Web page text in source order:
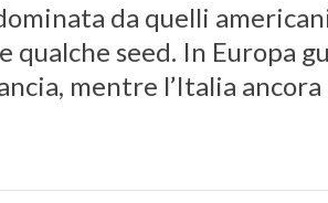
da quelli
seed. In Europa
mentre l’Italia ancora